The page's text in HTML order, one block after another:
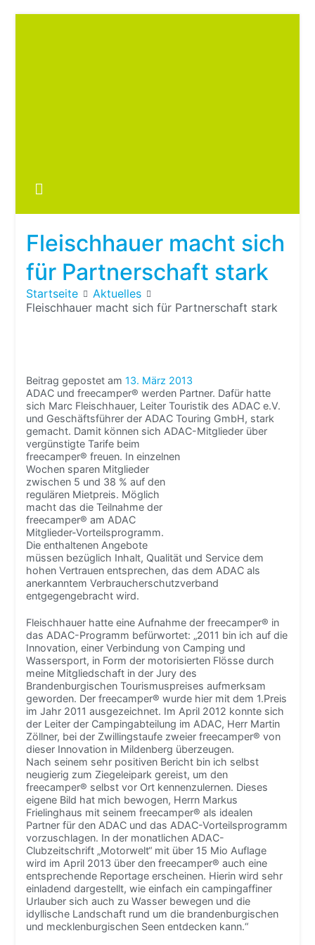
Fleischhauer macht sich
für Partnerschaft stark
Startseite
Aktuelles
Fleischhauer macht sich für Partnerschaft stark
Beitrag gepostet am13. März 2013
ADAC und freecamper® werden Partner. Dafür hatte
sich Marc Fleischhauer, Leiter Touristik des ADAC e.V.
und Geschäftsführer der ADAC Touring GmbH, stark
gemacht. Damit können sich ADAC-Mitglieder über
vergünstigte Tarife beim
freecamper® freuen. In einzelnen
Wochen sparen Mitglieder
zwischen 5 und 38 % auf den
regulären Mietpreis. Möglich
macht das die Teilnahme der
freecamper® am ADAC
Mitglieder-Vorteilsprogramm.
Die enthaltenen Angebote
müssen bezüglich Inhalt, Qualität und Service dem
hohen Vertrauen entsprechen, das dem ADAC als
anerkanntem Verbraucherschutzverband
entgegengebracht wird.
Fleischhauer hatte eine Aufnahme der freecamper® in
das ADAC-Programm befürwortet: „2011 bin ich auf die
Innovation, einer Verbindung von Camping und
Wassersport, in Form der motorisierten Flösse durch
meine Mitgliedschaft in der Jury des
Brandenburgischen Tourismuspreises aufmerksam
geworden. Der freecamper® wurde hier mit dem 1.Preis
im Jahr 2011 ausgezeichnet. Im April 2012 konnte sich
der Leiter der Campingabteilung im ADAC, Herr Martin
Zöllner, bei der Zwillingstaufe zweier freecamper® von
dieser Innovation in Mildenberg überzeugen.
Nach seinem sehr positiven Bericht bin ich selbst
neugierig zum Ziegeleipark gereist, um den
freecamper® selbst vor Ort kennenzulernen. Dieses
eigene Bild hat mich bewogen, Herrn Markus
Frielinghaus mit seinem freecamper® als idealen
Partner für den ADAC und das ADAC-Vorteilsprogramm
vorzuschlagen. In der monatlichen ADAC-
Clubzeitschrift „Motorwelt“ mit über 15 Mio Auflage
wird im April 2013 über den freecamper® auch eine
entsprechende Reportage erscheinen. Hierin wird sehr
einladend dargestellt, wie einfach ein campingaffiner
Urlauber sich auch zu Wasser bewegen und die
idyllische Landschaft rund um die brandenburgischen
und mecklenburgischen Seen entdecken kann.“